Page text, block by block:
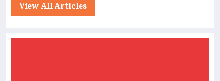
View All Articles